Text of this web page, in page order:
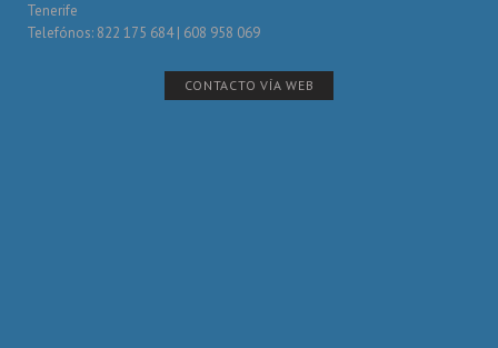
Tenerife
Telefónos: 822 175 684 | 608 958 069
CONTACTO VÍA WEB